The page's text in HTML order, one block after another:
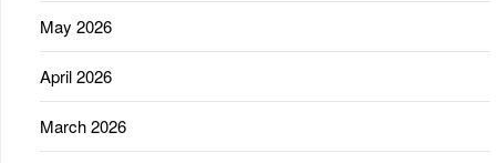
May 2026
April 2026
March 2026